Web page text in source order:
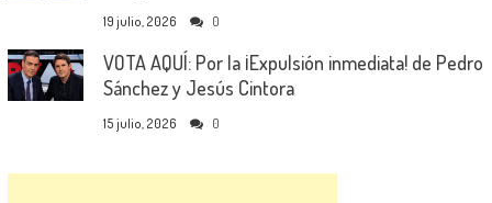
19 julio, 2026 0
VOTA AQUÍ: Por la ¡Expulsión inmediata! de Pedro
Sánchez y Jesús Cintora
15 julio, 2026 0